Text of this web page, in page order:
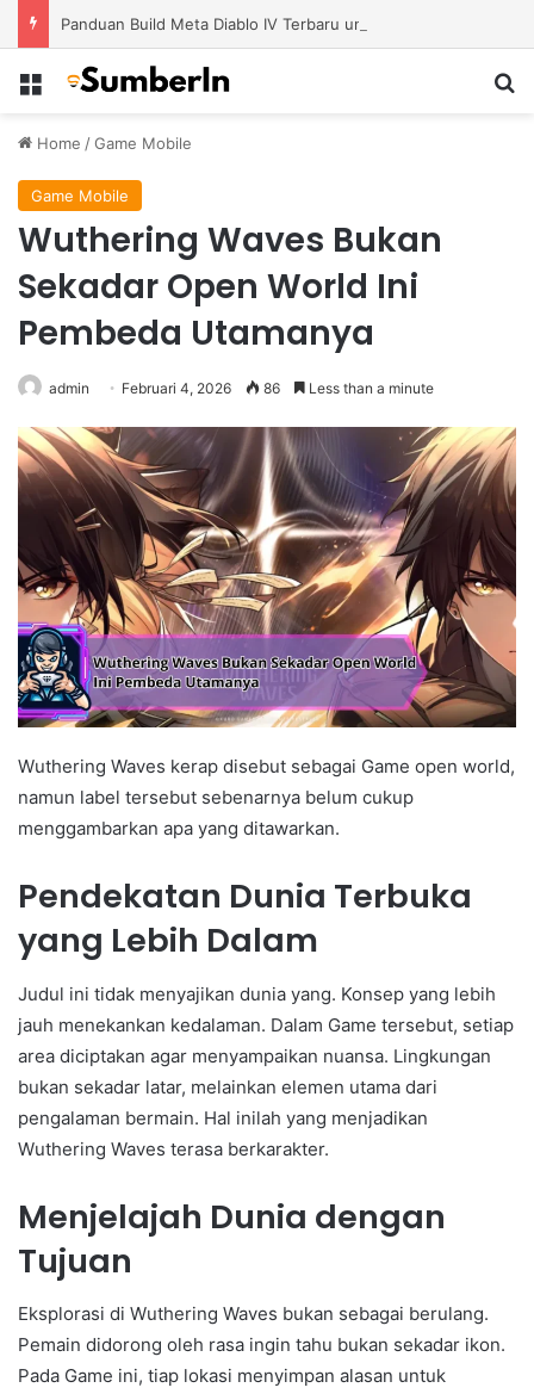
Menu
Home /Game Mobile
Game Mobile
Wuthering Waves Bukan
Sekadar Open World Ini
Pembeda Utamanya
admin Februari 4, 2026 86 Less than a minute
Wuthering Waves kerap disebut sebagai Game open world,
namun label tersebut sebenarnya belum cukup
menggambarkan apa yang ditawarkan.
Pendekatan Dunia Terbuka
yang Lebih Dalam
Judul ini tidak menyajikan dunia yang. Konsep yang lebih
jauh menekankan kedalaman. Dalam Game tersebut, setiap
area diciptakan agar menyampaikan nuansa. Lingkungan
bukan sekadar latar, melainkan elemen utama dari
pengalaman bermain. Hal inilah yang menjadikan
Wuthering Waves terasa berkarakter.
Menjelajah Dunia dengan
Tujuan
Eksplorasi di Wuthering Waves bukan sebagai berulang.
Pemain didorong oleh rasa ingin tahu bukan sekadar ikon.
Pada Game ini, tiap lokasi menyimpan alasan untuk